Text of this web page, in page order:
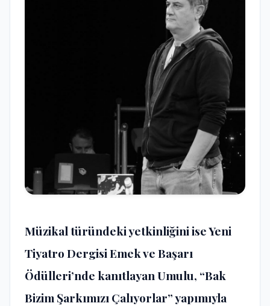
Müzikal türündeki yetkinliğini ise Yeni
Tiyatro Dergisi Emek ve Başarı
Ödülleri’nde kanıtlayan Umulu, “Bak
Bizim Şarkımızı Çalıyorlar” yapımıyla